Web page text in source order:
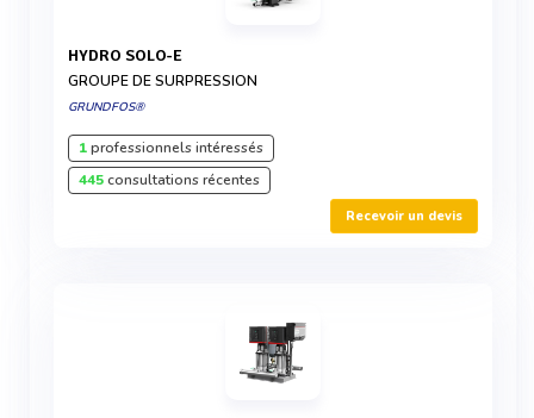
HYDRO SOLO-E
GROUPE DE SURPRESSION
GRUNDFOS®
1professionnels intéressés
445consultations récentes
Recevoir un devis